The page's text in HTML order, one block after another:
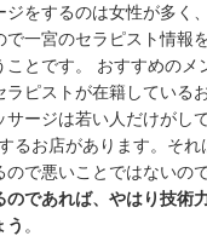
ジをするのは女性が多く
で一宮のセラピスト情報
とです。 おすすめのメ
ラピストが在籍している
サージは若い人だけがし
るお店があります。それ
で悪いことではないので
のであれば、やはり技術
う 。